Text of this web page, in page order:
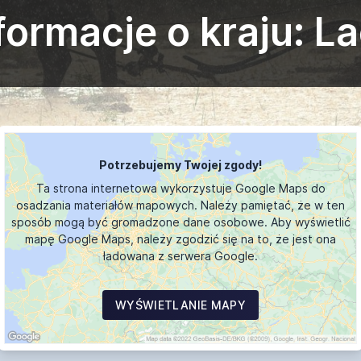
o kraju:
Potrzebujemy Twojej zgody!
Ta strona internetowa wykorzystuje Google Maps do
osadzania materiałów mapowych. Należy pamiętać, że w ten
sposób mogą być gromadzone dane osobowe. Aby wyświetlić
mapę Google Maps, należy zgodzić się na to, że jest ona
ładowana z serwera Google.
WYŚWIETLANIE MAPY